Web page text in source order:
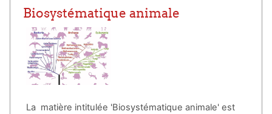
Biosystématique animale
La matière intitulée 'Biosystématique animale' est